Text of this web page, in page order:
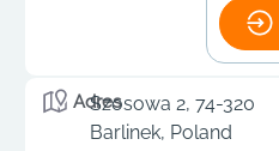
Adres
Szosowa 2, 74-320
Barlinek, Poland